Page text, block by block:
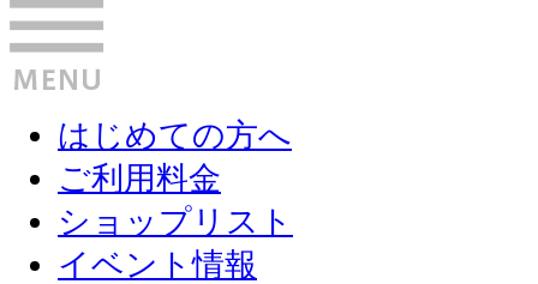
はじめての方へ
ご利用料金
ショップリスト
イベント情報